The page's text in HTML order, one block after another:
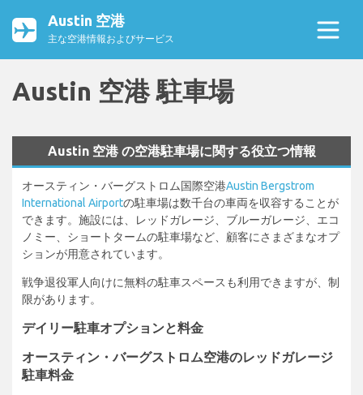
Austin 空港
主な空港情報およびサービス
Austin 空港 駐車場
Austin 空港 の空港駐車場に関する役立つ情報
オースティン・バーグストロム国際空港Austin Bergstrom
International Airportの駐車場は数千台の車両を収容することが
できます。施設には、レッドガレージ、ブルーガレージ、エコ
ノミー、ショートタームの駐車場など、顧客にさまざまなオプ
ションが用意されています。
戦争退役軍人向けに無料の駐車スペースも利用できますが、制
限があります。
デイリー駐車オプションと料金
オースティン・バーグストロム空港のレッドガレージ
駐車料金